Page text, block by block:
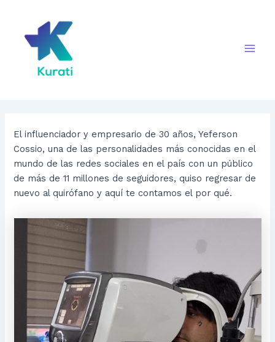
contenido
El influenciador y empresario de 30 años, Yeferson
Cossio, una de las personalidades más conocidas en el
mundo de las redes sociales en el país con un público
de más de 11 millones de seguidores, quiso regresar de
nuevo al quirófano y aquí te contamos el por qué.